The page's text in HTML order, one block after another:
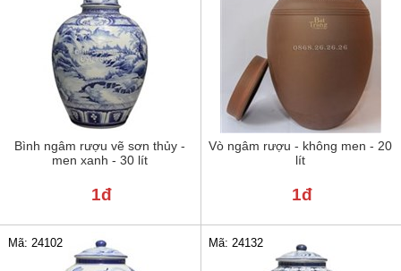
Bình ngâm rượu vẽ sơn thủy -
men xanh - 30 lít
1đ
Vò ngâm rượu - không men - 20
lít
1đ
Mã: 24102 Mã: 24132